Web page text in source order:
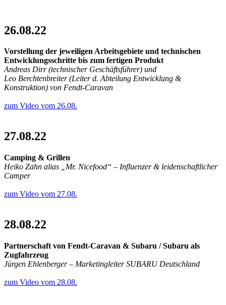
26.08.22
Vorstellung der jeweiligen Arbeitsgebiete und technischen
Entwicklungsschritte bis zum fertigen Produkt
Andreas Dirr (technischer Geschäftsführer) und
Leo Berchtenbreiter (Leiter d. Abteilung Entwicklung &
Konstruktion) von Fendt-Caravan
zum Video vom 26.08.
27.08.22
Camping & Grillen
Heiko Zahn alias „Mr. Nicefood“ – Influenzer & leidenschaftlicher
Camper
zum Video vom 27.08.
28.08.22
Partnerschaft von Fendt-Caravan & Subaru / Subaru als
Zugfahrzeug
Jürgen Ehlenberger – Marketingleiter SUBARU Deutschland
zum Video vom 28.08.